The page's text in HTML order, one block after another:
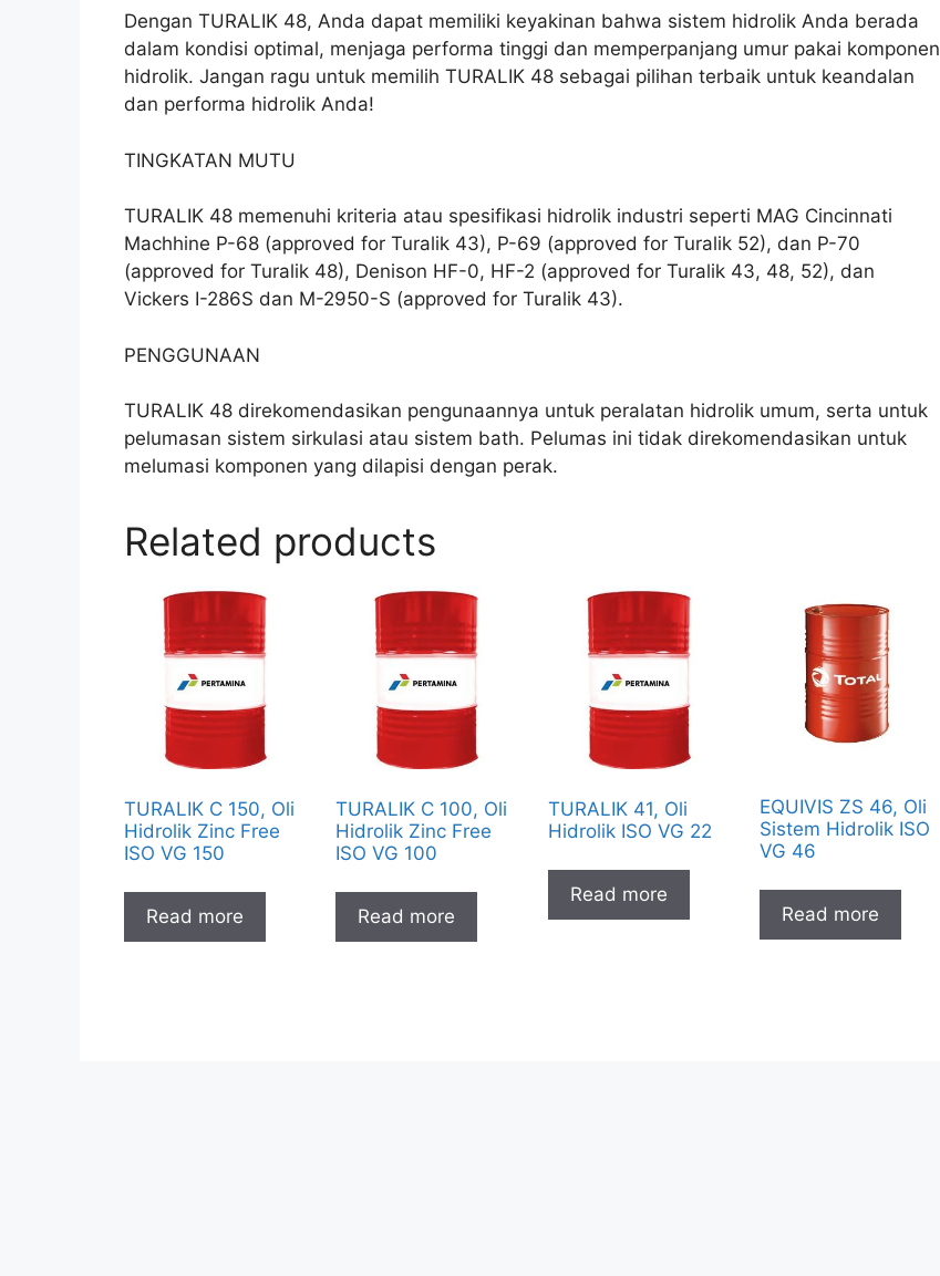
Dengan TURALIK 48, Anda dapat memiliki keyakinan bahwa sistem hidrolik Anda berada
dalam kondisi optimal, menjaga performa tinggi dan memperpanjang umur pakai komponen
hidrolik. Jangan ragu untuk memilih TURALIK 48 sebagai pilihan terbaik untuk keandalan
dan performa hidrolik Anda!
TINGKATAN MUTU
TURALIK 48 memenuhi kriteria atau spesifikasi hidrolik industri seperti MAG Cincinnati
Machhine P-68 (approved for Turalik 43), P-69 (approved for Turalik 52), dan P-70
(approved for Turalik 48), Denison HF-0, HF-2 (approved for Turalik 43, 48, 52), dan
Vickers I-286S dan M-2950-S (approved for Turalik 43).
PENGGUNAAN
TURALIK 48 direkomendasikan pengunaannya untuk peralatan hidrolik umum, serta untuk
pelumasan sistem sirkulasi atau sistem bath. Pelumas ini tidak direkomendasikan untuk
melumasi komponen yang dilapisi dengan perak.
Related products
TURALIK C 150, Oli
Hidrolik Zinc Free
ISO VG 150
Read more
TURALIK C 100, Oli
Hidrolik Zinc Free
ISO VG 100
Read more
TURALIK 41, Oli
Hidrolik ISO VG 22
Read more
EQUIVIS ZS 46, Oli
Sistem Hidrolik ISO
VG 46
Read more